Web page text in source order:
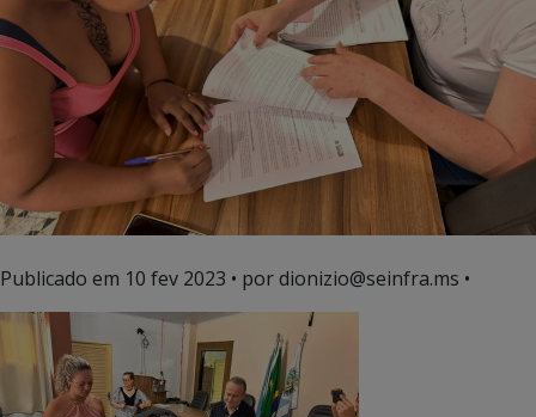
Publicado em 10 fev 2023 • por dionizio@seinfra.ms •